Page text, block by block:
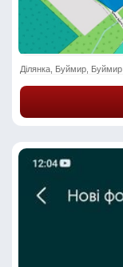
Ділянка, Буймир, Буймир